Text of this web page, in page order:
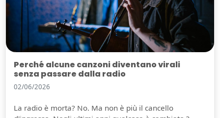
Perché alcune canzoni diventano virali
senza passare dalla radio
02/06/2026
La radio è morta? No. Ma non è più il cancello